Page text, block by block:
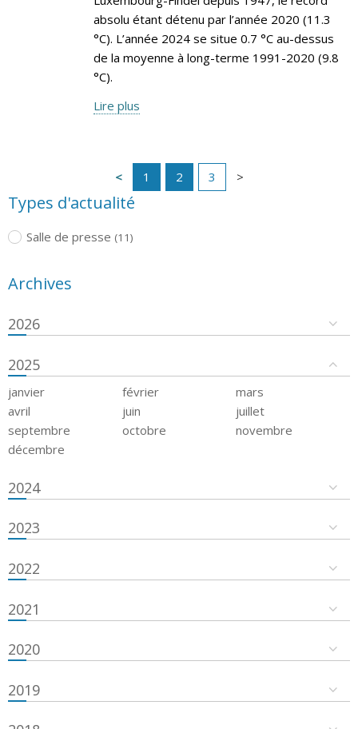
absolu étant détenu par l’année 2020 (11.3
°C). L’année 2024 se situe 0.7 °C au-dessus
de la moyenne à long-terme 1991-2020 (9.8
°C).
Lire plus
1 2 3
Types d'actualité
Salle de presse (11)
Archives
2026
2025
janvier février
mars
avril
juin
juillet
septembre
octobre
novembre
décembre
2024
2023
2022
2021
2020
2019